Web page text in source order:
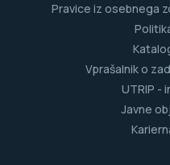
Pravice iz osebnega
Vprašalnik o
UTRIP -
Javne